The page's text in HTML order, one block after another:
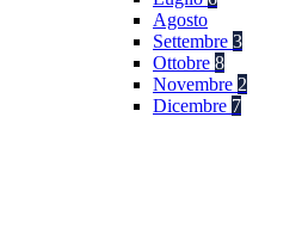
Agosto
Settembre 3
Ottobre 8
Novembre 2
Dicembre 7